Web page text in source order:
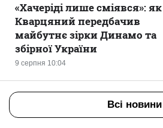
9 серпня 10:04
«Хачеріді лише сміявся»: як
Кварцяний передбачив
майбутнє зірки Динамо та
збірної України
Всі новини